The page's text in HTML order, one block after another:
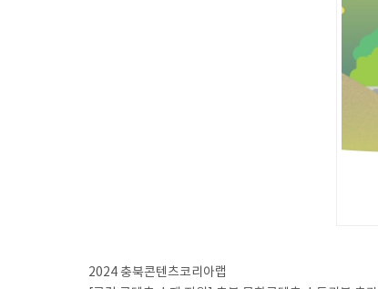
2024 충북콘텐츠코리아랩